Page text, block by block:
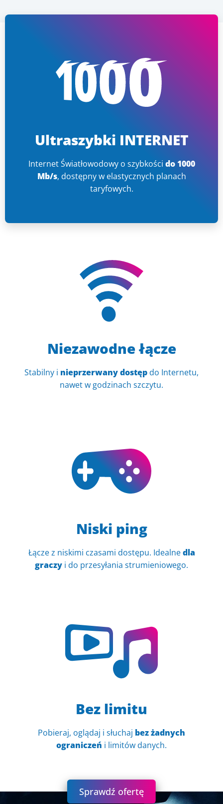
Ultraszybki INTERNET
Internet Światłowodowy o szybkości do 1000
Mb/s, dostępny w elastycznych planach
taryfowych.
Niezawodne łącze
Stabilny i nieprzerwany dostępdo Internetu,
nawet w godzinach szczytu.
Niski ping
Łącze z niskimi czasami dostępu. Idealnedla
graczy i do przesyłania strumieniowego.
Bez limitu
Pobieraj, oglądaj i słuchaj bez żadnych
ograniczeń i limitów danych.
Sprawdź ofertę